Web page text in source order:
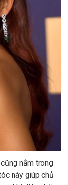
nằm trong
này giúp chủ